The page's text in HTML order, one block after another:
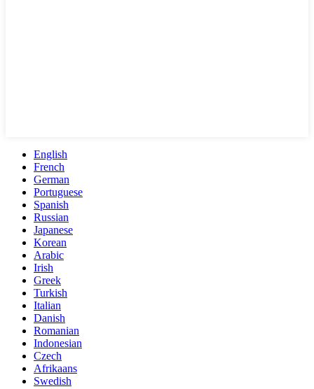
English
French
German
Portuguese
Spanish
Russian
Japanese
Korean
Arabic
Irish
Greek
Turkish
Italian
Danish
Romanian
Indonesian
Czech
Afrikaans
Swedish